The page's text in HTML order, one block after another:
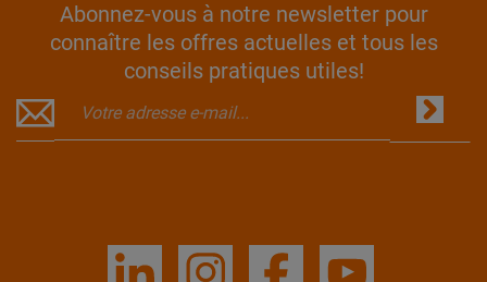
Abonnez-vous à notre newsletter pour
connaître les offres actuelles et tous les
conseils pratiques utiles!